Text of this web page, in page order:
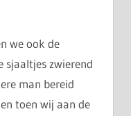
we ook de
sjaaltjes zwierend
man bereid
toen wij aan de